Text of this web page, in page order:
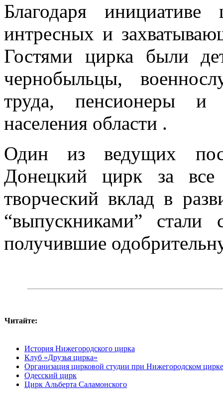
Благодаря инициативе
интресных и
Гостями цирка были
чернобыльцы,
труда, пенсионеры и
населения области .
Один из ведущих
Донецкий цирк за
творческий вклад в
“выпускниками”
получившие
Читайте:
История Нижегородского цирка
Клуб «Друзья цирка»
Организация цирковой студии при Нижегородском цирке
Одесский цирк
Цирк Альберта Саламонского